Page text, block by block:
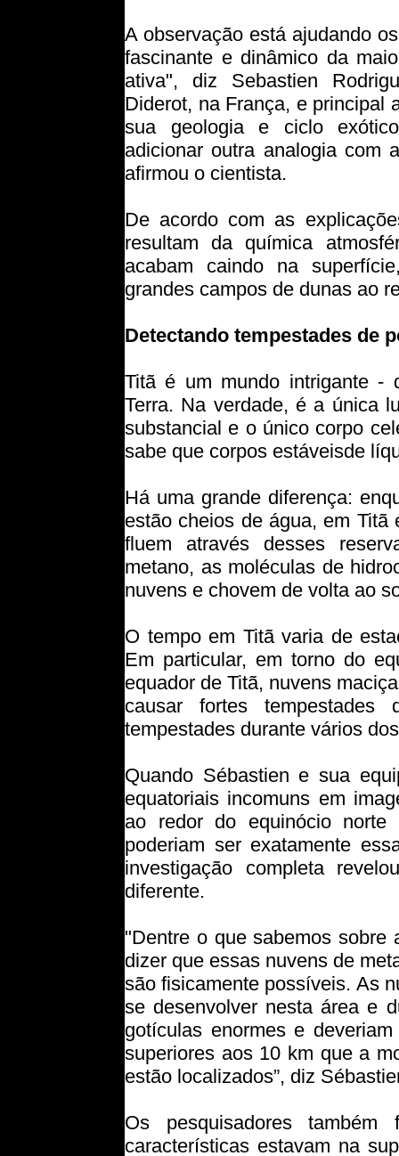
A observação está ajudando
fascinante e dinâmico da
ativa", diz Sebastien
Diderot, na França, e principal
sua geologia e ciclo
adicionar outra analogia com
afirmou o cientista.
De acordo com as
resultam da química
acabam caindo na
grandes campos de dunas ao
Detectando tempestades de
Titã é um mundo intrigante -
Terra. Na verdade, é a única
substancial e o único corpo
sabe que corpos estáveisde
Há uma grande diferença:
estão cheios de água, em
fluem através desses
metano, as moléculas de
nuvens e chovem de volta ao
O tempo em Titã varia de
Em particular, em torno do
equador de Titã, nuvens
causar fortes
tempestades durante vários
Quando Sébastien e sua
equatoriais incomuns em
ao redor do equinócio
poderiam ser exatamente
investigação completa
diferente.
"Dentre o que sabemos sobre
dizer que essas nuvens de
são fisicamente possíveis. As
se desenvolver nesta área e
gotículas enormes e
superiores aos 10 km que a
estão localizados”, diz
Os pesquisadores
características estavam na